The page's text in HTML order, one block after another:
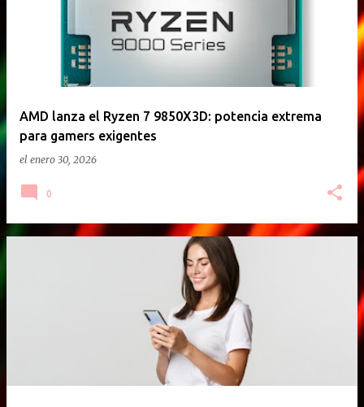
a
d
a
s
AMD lanza el Ryzen 7 9850X3D: potencia extrema
para gamers exigentes
el enero 30, 2026
0